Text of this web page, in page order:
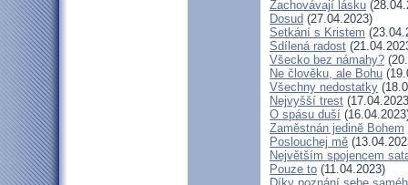
Zachovávají lásku
Dosud (27.04.2023)
Setkání s Kristem
Sdílená radost
Všecko bez námahy?
Ne člověku, ale Bohu
Všechny nedostatky
Nejvyšší trest
O spásu duší
Zaměstnán jedině Bohem
Poslouchej mě
Největším spojencem
Pouze to (11.04.2023)